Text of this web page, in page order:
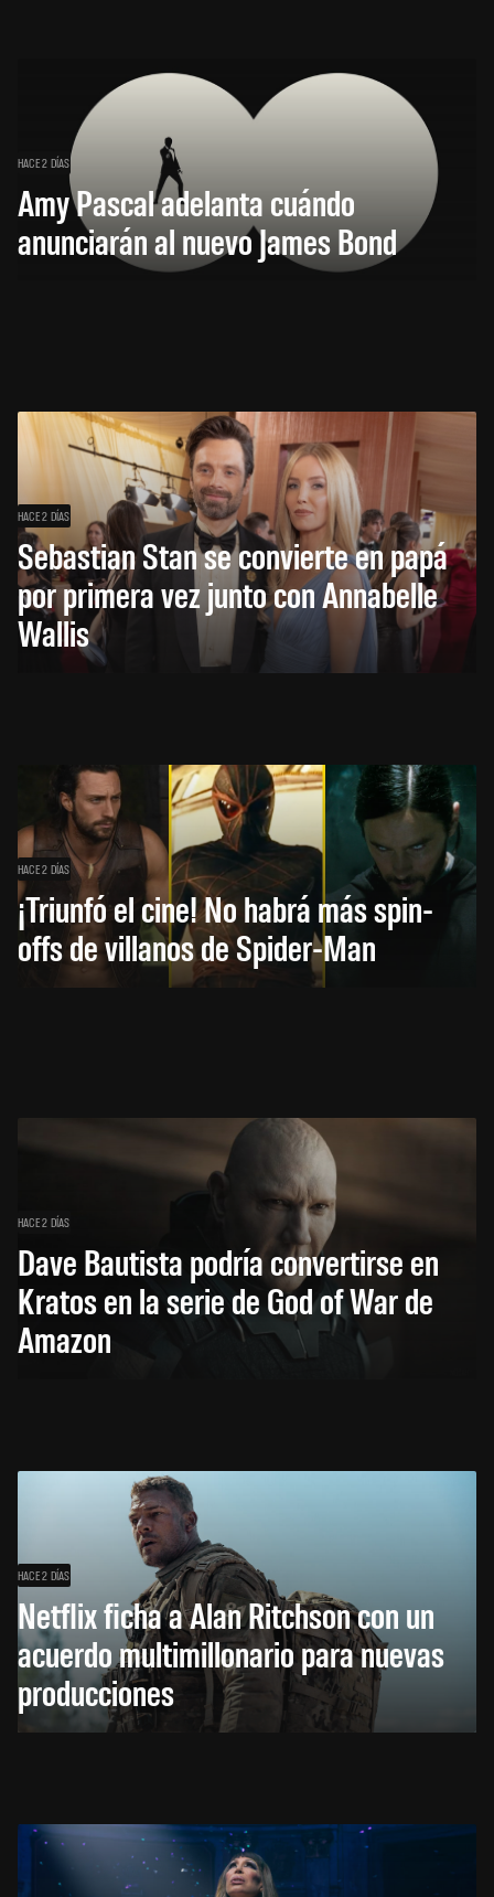
HACE 2 DÍAS
Amy Pascal adelanta cuándo
anunciarán al nuevo James Bond
HACE 2 DÍAS
Sebastian Stan se convierte en papá
por primera vez junto con Annabelle
Wallis
HACE 2 DÍAS
¡Triunfó el cine! No habrá más spin-
offs de villanos de Spider-Man
HACE 2 DÍAS
Dave Bautista podría convertirse en
Kratos en la serie de God of War de
Amazon
HACE 2 DÍAS
Netflix ficha a Alan Ritchson con un
acuerdo multimillonario para nuevas
producciones